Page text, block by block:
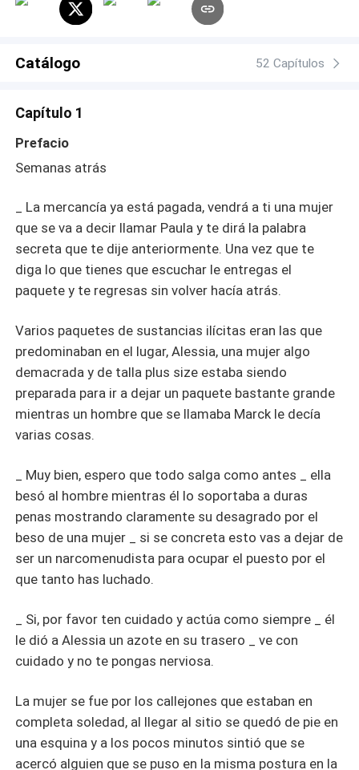
Catálogo 52 Capítulos
Capítulo 1
Prefacio
Semanas atrás
_ La mercancía ya está pagada, vendrá a ti una mujer
que se va a decir llamar Paula y te dirá la palabra
secreta que te dije anteriormente. Una vez que te
diga lo que tienes que escuchar le entregas el
paquete y te regresas sin volver hacía atrás.
Varios paquetes de sustancias ilícitas eran las que
predominaban en el lugar, Alessia, una mujer algo
demacrada y de talla plus size estaba siendo
preparada para ir a dejar un paquete bastante grande
mientras un hombre que se llamaba Marck le decía
varias cosas.
_ Muy bien, espero que todo salga como antes _ ella
besó al hombre mientras él lo soportaba a duras
penas mostrando claramente su desagrado por el
beso de una mujer _ si se concreta esto vas a dejar de
ser un narcomenudista para ocupar el puesto por el
que tanto has luchado.
_ Si, por favor ten cuidado y actúa como siempre _ él
le dió a Alessia un azote en su trasero _ ve con
cuidado y no te pongas nerviosa.
La mujer se fue por los callejones que estaban en
completa soledad, al llegar al sitio se quedó de pie en
una esquina y a los pocos minutos sintió que se
acercó alguien que se puso en la misma postura en la